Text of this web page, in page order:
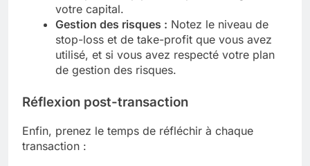
votre capital.
Gestion des risques : Notez le niveau de
stop-loss et de take-profit que vous avez
utilisé, et si vous avez respecté votre plan
de gestion des risques.
Réflexion post-transaction
Enfin, prenez le temps de réfléchir à chaque
transaction :